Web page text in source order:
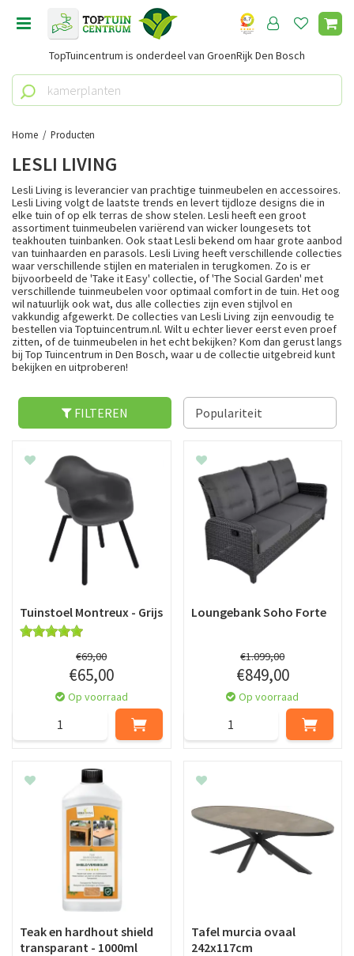
Home Producten
TopTuincentrum is onderdeel van GroenRijk Den Bosch
LESLI LIVING
Lesli Living is leverancier van prachtige tuinmeubelen en accessoires.
Lesli Living volgt de laatste trends en levert tijdloze designs die in
elke tuin of op elk terras de show stelen. Lesli heeft een groot
assortiment tuinmeubelen variërend van wicker loungesets tot
teakhouten tuinbanken. Ook staat Lesli bekend om haar grote aanbod
van tuinhaarden en parasols. Lesli Living heeft verschillende collecties
waar verschillende stijlen en materialen in terugkomen. Zo is er
bijvoorbeeld de 'Take it Easy' collectie, of 'The Social Garden' met
verschillende tuinmeubelen voor optimaal comfort in de tuin. Het oog
wil natuurlijk ook wat, dus alle collecties zijn even stijlvol en
vakkundig afgewerkt. De collecties van Lesli Living zijn eenvoudig te
bestellen via Toptuincentrum.nl. Wilt u echter liever eerst even proef
zitten, of de tuinmeubelen in het echt bekijken? Kom dan gerust langs
bij Top Tuincentrum in Den Bosch, waar u de collectie uitgebreid kunt
bekijken en uitproberen!
FILTEREN
Tuinstoel Montreux - Grijs
€69,00
€65,00
Op voorraad
Loungebank Soho Forte
€1.099,00
€849,00
Op voorraad
Teak en hardhout shield
transparant - 1000ml
Tafel murcia ovaal
242x117cm